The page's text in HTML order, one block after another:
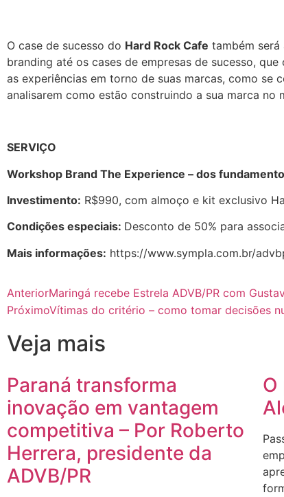
O case de sucesso do Hard Rock Cafe também será
branding até os cases de empresas de sucesso,
as experiências em torno de suas marcas, como se
analisarem como estão construindo a sua marca no
SERVIÇO
Workshop Brand The Experience – dos
Investimento: R$990, com almoço e kit exclusivo
Condições especiais: Desconto de 50% para
Mais informações: https://www.sympla.com.br/
AnteriorMaringá recebe Estrela ADVB/PR com
PróximoVítimas do critério – como tomar decisões
Veja mais
Paraná transforma
inovação em vantagem
competitiva – Por Roberto
Herrera, presidente da
ADVB/PR
O